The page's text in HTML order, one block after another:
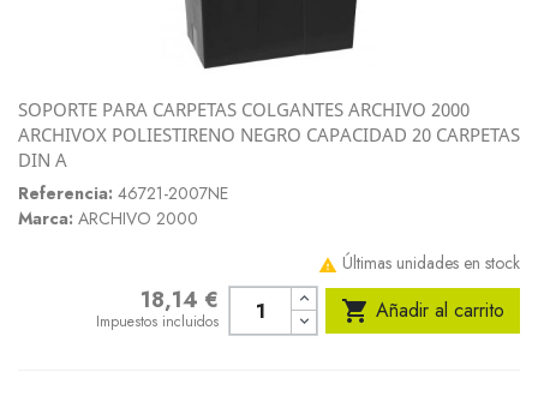
SOPORTE PARA CARPETAS COLGANTES ARCHIVO 2000
ARCHIVOX POLIESTIRENO NEGRO CAPACIDAD 20 CARPETAS
DIN A
Referencia: 46721-2007NE
Marca: ARCHIVO 2000
 Últimas unidades en stock
18,14 €
Impuestos incluidos  Añadir al carrito